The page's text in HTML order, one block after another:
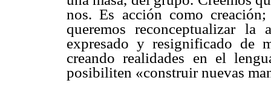
nos. Es acción como
queremos reconceptualizar
expresado y resignificado de
creando realidades en el
posibiliten «construir nuevas